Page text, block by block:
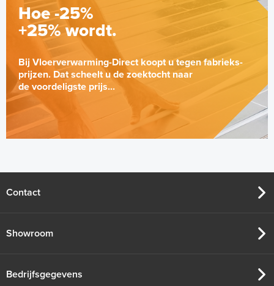
Hoe -25%
+25% wordt.
Bij Vloerverwarming-Direct koopt u tegen fabrieks-
prijzen. Dat scheelt u de zoektocht naar
de voordeligste prijs...
Contact
Showroom
Bedrijfsgegevens